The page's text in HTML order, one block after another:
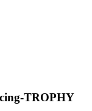
TROPHY